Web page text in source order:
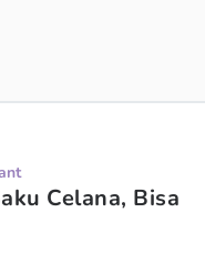
Celana, Bisa